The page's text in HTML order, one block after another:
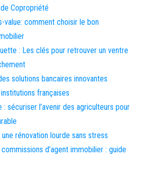
Copropriété
value: comment choisir le bon
: Les clés pour retrouver un ventre
solutions bancaires innovantes
françaises
: sécuriser l’avenir des agriculteurs pour
rénovation lourde sans stress
d’agent immobilier : guide